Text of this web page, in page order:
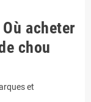
Où acheter
chou
et